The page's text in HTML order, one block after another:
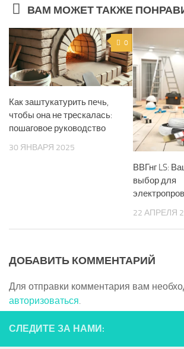
ВАМ МОЖЕТ ТАКЖЕ
0
Как заштукатурить печь,
чтобы она не трескалась:
пошаговое руководство
30 ЯНВАРЯ 2025
ВВГнг LS:
выбор для
22 АПРЕЛЯ
ДОБАВИТЬ КОММЕНТАРИЙ
Для отправки комментария вам
авторизоваться.
СЛЕДИТЕ ЗА НАМИ: